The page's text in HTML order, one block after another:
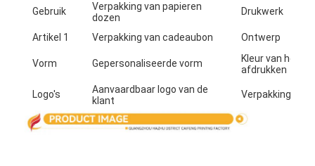
verpakkingsdozen
Kosmetische verpakkende doos
Elektronische verpakkingsdoos
document giftzakken
Gebruik
Verpakking van papieren
dozen
Drukwerk
Artikel 1 Verpakking van cadeaubon Ontwerp
Vorm Gepersonaliseerde vorm
Kleur van het
afdrukken
Logo's
Aanvaardbaar logo van de
klant
Verpakking